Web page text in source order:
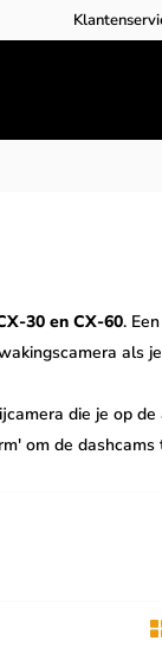
30 en CX-60.
als
die je op
om de